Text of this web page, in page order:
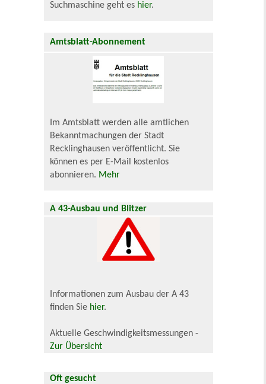
Suchmaschine geht es hier.
Amtsblatt-Abonnement
Im Amtsblatt werden alle amtlichen
Bekanntmachungen der Stadt
Recklinghausen veröffentlicht. Sie
können es per E-Mail kostenlos
abonnieren. Mehr
A 43-Ausbau und Blitzer
Informationen zum Ausbau der A 43
finden Sie hier.
Aktuelle Geschwindigkeitsmessungen -
Zur Übersicht
Oft gesucht